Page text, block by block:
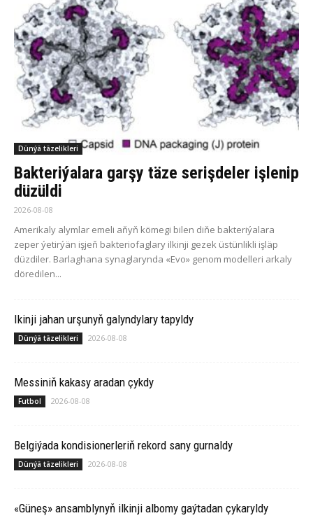
Dünýä täzelikleri
Bakteriýalara garşy täze serişdeler işlenip
düzüldi
2026-08-08
Amerikaly alymlar emeli aňyň kömegi bilen diňe bakteriýalara
zeper ýetirýän işjeň bakteriofaglary ilkinji gezek üstünlikli işläp
düzdiler. Barlaghana synaglarynda «Evo» genom modelleri arkaly
döredilen...
Ikinji jahan urşunyň galyndylary tapyldy
Dünýä täzelikleri 2026-08-08
Messiniň kakasy aradan çykdy
Futbol 2026-08-08
Belgiýada kondisionerleriň rekord sany gurnaldy
Dünýä täzelikleri 2026-08-08
«Güneş» ansamblynyň ilkinji albomy gaýtadan çykaryldy